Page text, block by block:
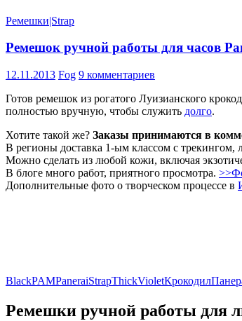
Ремешки|Strap
Ремешок ручной работы для часов
12.11.2013 Fog 9 комментариев
Готов ремешок из рогатого Луизианского
полностью вручную, чтобы служить долго.
Хотите такой же? Заказы принимаются в
В регионы доставка 1-ым классом с трекингом,
Можно сделать из любой кожи, включая
В блоге много работ, приятного просмотра.
Дополнительные фото о творческом процессе в
BlackPAMPaneraiStrapThickVioletКрокодил
Ремешки ручной работы для